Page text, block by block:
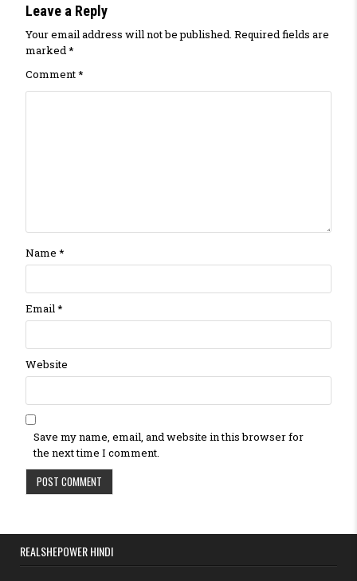
Leave a Reply
Your email address will not be published. Required fields are
marked *
Comment*
Name *
Email*
Website
Save my name, email, and website in this browser for
the next time I comment.
REALSHEPOWER HINDI